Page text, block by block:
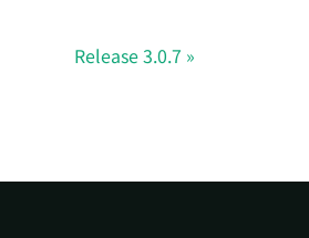
Release 3.0.7